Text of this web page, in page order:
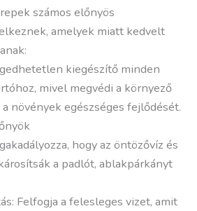
számos előnyös
amelyek miatt kedvelt
kiegészítő minden
mivel megvédi a környező
növények egészséges fejlődését.
hogy az öntözővíz és
a padlót, ablakpárkányt
Felfogja a felesleges vizet, amit